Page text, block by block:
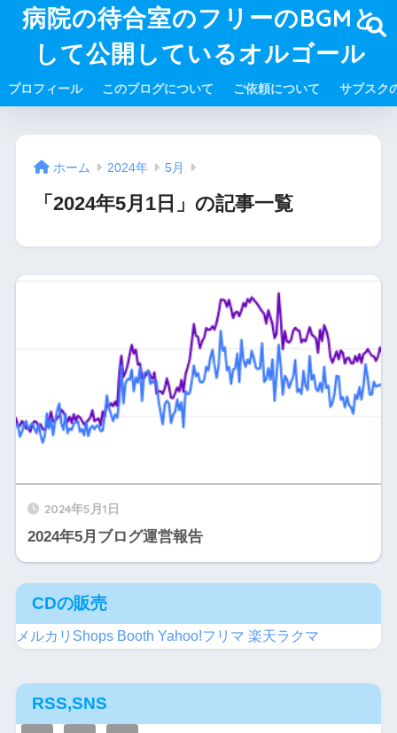
病院の待合室のフリーのBGMと
して公開しているオルゴール
プロフィール このブログについて ご依頼について サブスク
ホーム 2024年 5月
「2024年5月1日」の記事一覧
2024年5月1日
2024年5月ブログ運営報告
CDの販売
メルカリShops Booth Yahoo!フリマ 楽天ラクマ
RSS,SNS